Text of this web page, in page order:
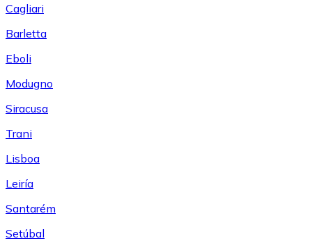
Cagliari
Barletta
Eboli
Modugno
Siracusa
Trani
Lisboa
Leiría
Santarém
Setúbal